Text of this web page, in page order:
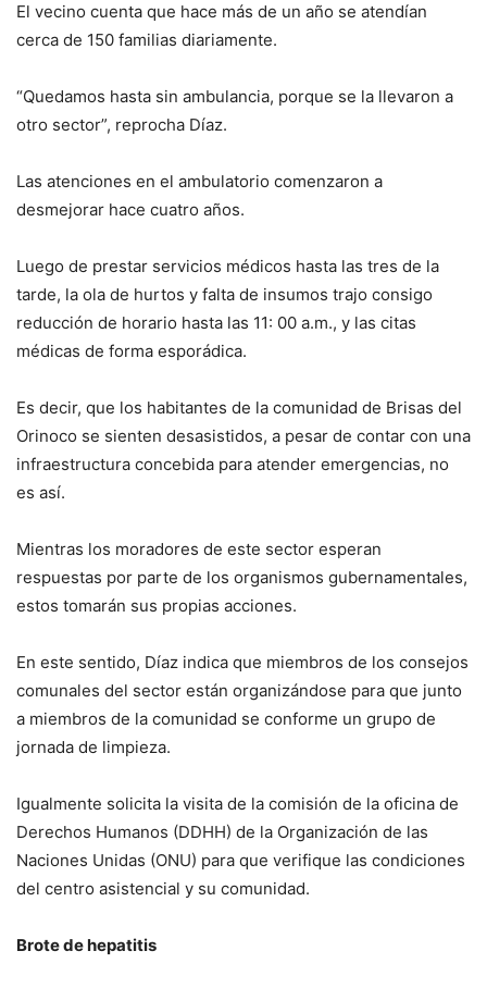
El vecino cuenta que hace más de un año se atendían
cerca de 150 familias diariamente.
“Quedamos hasta sin ambulancia, porque se la llevaron a
otro sector”, reprocha Díaz.
Las atenciones en el ambulatorio comenzaron a
desmejorar hace cuatro años.
Luego de prestar servicios médicos hasta las tres de la
tarde, la ola de hurtos y falta de insumos trajo consigo
reducción de horario hasta las 11: 00 a.m., y las citas
médicas de forma esporádica.
Es decir, que los habitantes de la comunidad de Brisas del
Orinoco se sienten desasistidos, a pesar de contar con una
infraestructura concebida para atender emergencias, no
es así.
Mientras los moradores de este sector esperan
respuestas por parte de los organismos gubernamentales,
estos tomarán sus propias acciones.
En este sentido, Díaz indica que miembros de los consejos
comunales del sector están organizándose para que junto
a miembros de la comunidad se conforme un grupo de
jornada de limpieza.
Igualmente solicita la visita de la comisión de la oficina de
Derechos Humanos (DDHH) de la Organización de las
Naciones Unidas (ONU) para que verifique las condiciones
del centro asistencial y su comunidad.
Brote de hepatitis